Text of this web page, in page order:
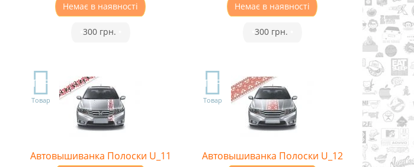
Немає в наявності
300 грн.
Немає в наявності
300 грн.
TOP
Товар
Автовышиванка Полоски U_11
TOP
Товар
Автовышиванка Полоски U_12